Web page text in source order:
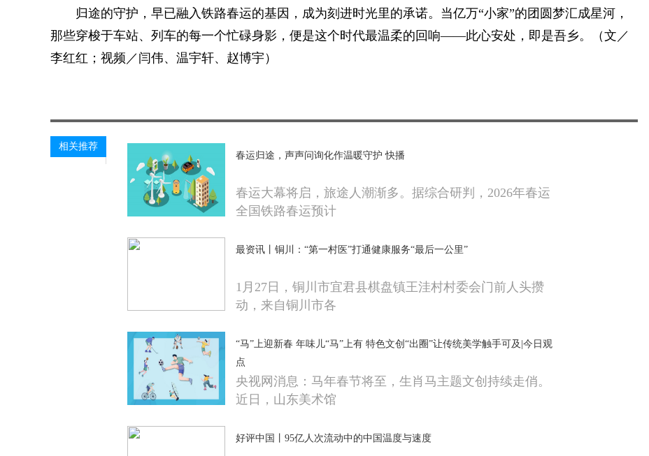
归途的守护，早已融入铁路春运的基因，成为刻进时光里的承诺。当亿万“小家”的团圆梦汇成星河，
那些穿梭于车站、列车的每一个忙碌身影，便是这个时代最温柔的回响——此心安处，即是吾乡。（文／
李红红；视频／闫伟、温宇轩、赵博宇）
相关推荐
春运归途，声声问询化作温暖守护 快播
春运大幕将启，旅途人潮渐多。据综合研判，2026年春运
全国铁路春运预计
最资讯丨铜川：“第一村医”打通健康服务“最后一公里”
1月27日，铜川市宜君县棋盘镇王洼村村委会门前人头攒
动，来自铜川市各
“马”上迎新春 年味儿“马”上有 特色文创“出圈”让传统美学触手可及|今日观
点
央视网消息：马年春节将至，生肖马主题文创持续走俏。
近日，山东美术馆
好评中国丨95亿人次流动中的中国温度与速度